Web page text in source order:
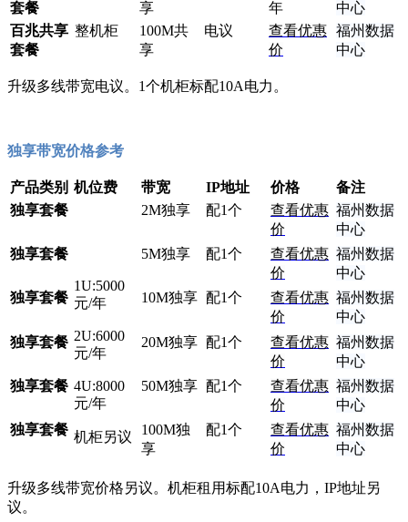
套餐 享 年
中心
百兆共享
套餐
整机柜
100M共
享
电议
查看优惠
价
福州数据
中心
升级多线带宽电议。1个机柜标配10A电力。
独享带宽价格参考
产品类别 机位费 带宽 IP地址 价格
备注
独享套餐
1U:5000
元/年
2U:6000
元/年
4U:8000
元/年
机柜另议
2M独享 配1个
查看优惠
价
福州数据
中心
独享套餐
5M独享 配1个
查看优惠
价
福州数据
中心
独享套餐
10M独享 配1个
查看优惠
价
福州数据
中心
独享套餐
20M独享 配1个
查看优惠
价
福州数据
中心
独享套餐
50M独享 配1个
查看优惠
价
福州数据
中心
独享套餐
100M独
享
配1个
查看优惠
价
福州数据
中心
升级多线带宽价格另议。机柜租用标配10A电力，IP地址另
议。